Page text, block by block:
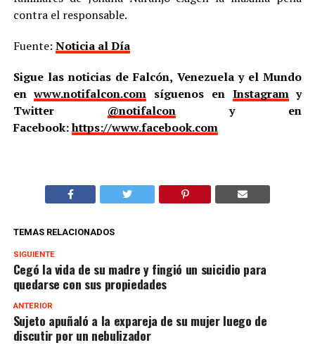
contra el responsable.
Fuente: Noticia al Día
Sigue las noticias de Falcón, Venezuela y el Mundo
enwww.notifalcon.com síguenos en Instagramy
Twitter @notifalcony en
Facebook:https://www.facebook.com
TEMAS RELACIONADOS
SIGUIENTE
Cegó la vida de su madre y fingió un suicidio para
quedarse con sus propiedades
ANTERIOR
Sujeto apuñaló a la expareja de su mujer luego de
discutir por un nebulizador